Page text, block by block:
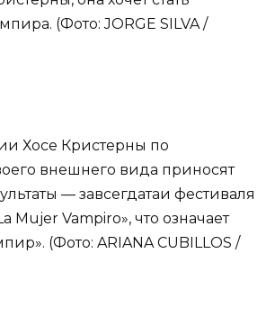
(Фото: JORGE SILVA /
Хосе Кристерны по
внешнего вида приносят
— завсегдатаи фестиваля
Mujer Vampiro», что означает
(Фото: ARIANA CUBILLOS /